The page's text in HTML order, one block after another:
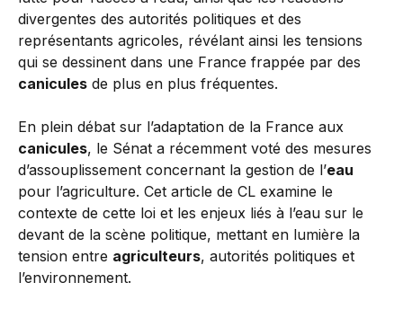
divergentes des autorités politiques et des
représentants agricoles, révélant ainsi les tensions
qui se dessinent dans une France frappée par des
canicules de plus en plus fréquentes.
En plein débat sur l’adaptation de la France aux
canicules, le Sénat a récemment voté des mesures
d’assouplissement concernant la gestion de l’eau
pour l’agriculture. Cet article de CL examine le
contexte de cette loi et les enjeux liés à l’eau sur le
devant de la scène politique, mettant en lumière la
tension entre agriculteurs, autorités politiques et
l’environnement.